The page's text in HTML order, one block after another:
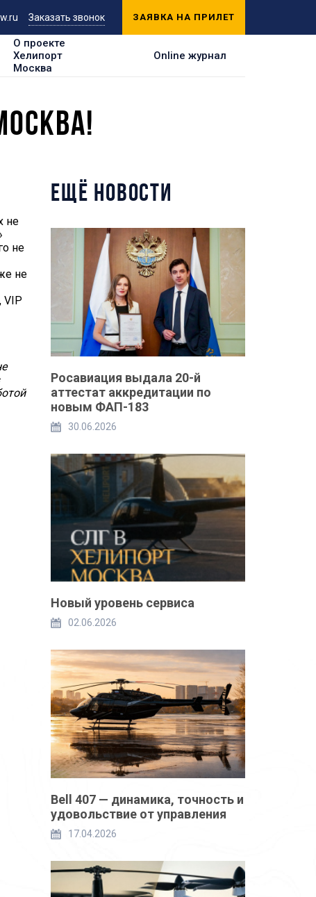
Заказать звонок ЗАЯВКА НА ПРИЛЕТ
О проекте
Хелипорт
Москва
Online журнал
не
не
не
VIP
ЕЩЁ НОВОСТИ
Росавиация выдала 20-й
аттестат аккредитации по
новым ФАП-183
30.06.2026
Новый уровень сервиса
02.06.2026
Bell 407 — динамика, точность и
удовольствие от управления
17.04.2026